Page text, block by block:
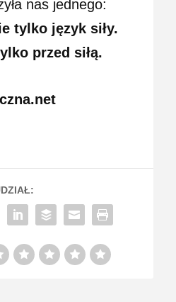
nas jednego:
tylko język siły.
przed siłą.